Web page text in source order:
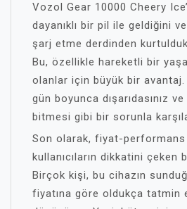
Vozol Gear 10000 Cheery
dayanıklı bir pil ile geldiğini
şarj etme derdinden
Bu, özellikle hareketli bir
olanlar için büyük bir avantaj.
gün boyunca dışarıdasınız
bitmesi gibi bir sorunla
Son olarak, fiyat-performans
kullanıcıların dikkatini çeken
Birçok kişi, bu cihazın
fiyatına göre oldukça tatmin